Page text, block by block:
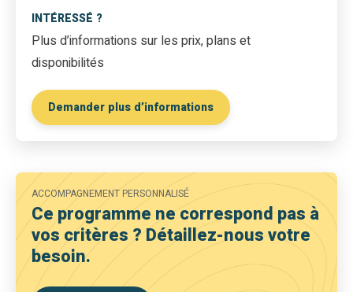
INTÉRESSÉ ?
Plus d’informations sur les prix, plans et
disponibilités
Demander plus d’informations
ACCOMPAGNEMENT PERSONNALISÉ
Ce programme ne correspond pas à
vos critères ? Détaillez-nous votre
besoin.